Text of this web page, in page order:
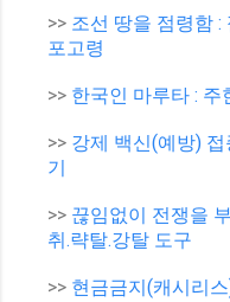
>> 조선 땅을 점령함 :
포고령
>> 한국인 마루타 : 주
>> 강제 백신(예방)
기
>> 끊임없이 전쟁을
취.략탈.강탈 도구
>> 현금금지(캐시리